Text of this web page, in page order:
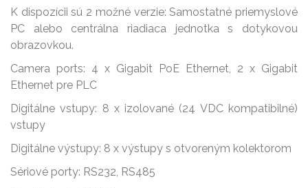
K dispozícii sú 2 možné verzie: Samostatné priemyslové
PC alebo centrálna riadiaca jednotka s dotykovou
obrazovkou.
Camera ports: 4 x Gigabit PoE Ethernet, 2 x Gigabit
Ethernet pre PLC
Digitálne vstupy: 8 x izolované (24 VDC kompatibilné)
vstupy
Digitálne výstupy: 8 x výstupy s otvoreným kolektorom
Sériové porty: RS232, RS485